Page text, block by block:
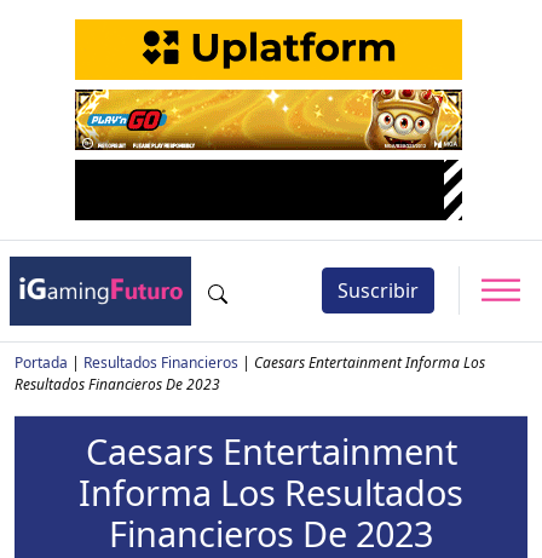
Suscribir
Portada | Resultados Financieros | Caesars Entertainment Informa Los
Resultados Financieros De 2023
Caesars Entertainment
Informa Los Resultados
Financieros De 2023